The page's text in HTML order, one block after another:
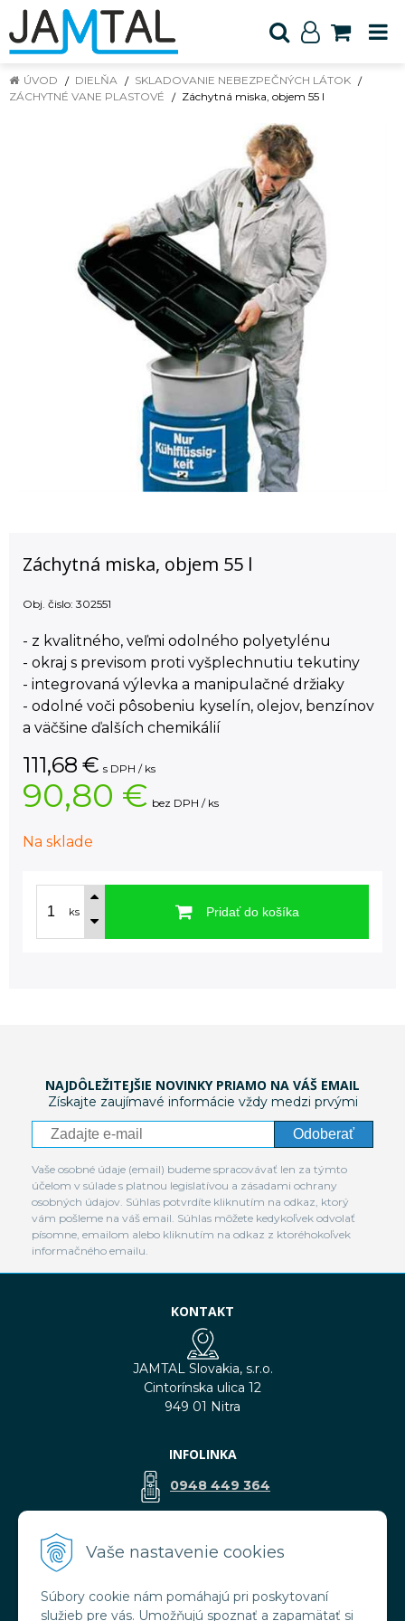
Vaše nastavenie cookies
Súbory cookie nám pomáhajú pri poskytovaní
služieb pre vás. Umožňujú spoznať a zapamätať si
ÚVOD DIELŇA
SKLADOVANIE NEBEZPEČNÝCH LÁTOK
ZÁCHYTNÉ VANE PLASTOVÉ
Záchytná miska, objem 55 l
Záchytná miska, objem 55 l
Obj. čislo: 302551
- z kvalitného, veľmi odolného polyetylénu
- okraj s previsom proti vyšplechnutiu tekutiny
- integrovaná výlevka a manipulačné držiaky
- odolné voči pôsobeniu kyselín, olejov, benzínov
a väčšine ďalších chemikálií
111,68 € s DPH / ks
90,80 € bez DPH / ks
Na sklade
ks Pridať do košíka
NAJDÔLEŽITEJŠIE NOVINKY PRIAMO NA VÁŠ EMAIL
Získajte zaujímavé informácie vždy medzi prvými
Odoberať
Vaše osobné údaje (email) budeme spracovávať len za týmto
účelom v súlade s platnou legislatívou a zásadami ochrany
osobných údajov. Súhlas potvrdíte kliknutím na odkaz, ktorý
vám pošleme na váš email. Súhlas môžete kedykoľvek odvolať
písomne, emailom alebo kliknutím na odkaz z ktoréhokoľvek
informačného emailu.
KONTAKT
JAMTAL Slovakia, s.r.o.
Cintorínska ulica 12
949 01 Nitra
INFOLINKA
0948 449 364
VŠETKO O NÁKUPE